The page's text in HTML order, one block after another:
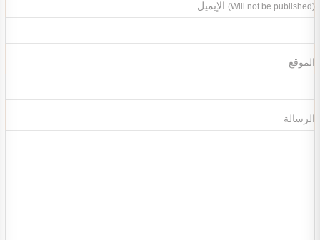
(Will not be published)
الموقع
الرسالة